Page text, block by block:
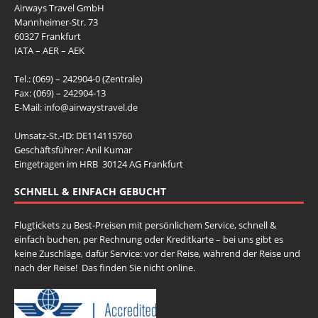
Airways Travel GmbH
Mannheimer-Str. 73
60327 Frankfurt
IATA – AER – AEK
Tel.: (069) – 242904-0 (Zentrale)
Fax: (069) – 242904-13
E-Mail: info@airwaystravel.de
Umsatz-St.-ID: DE114115760
Geschäftsführer: Anil Kumar
Eingetragen im HRB 30124 AG Frankfurt
SCHNELL & EINFACH GEBUCHT
Flugtickets zu Best-Preisen mit persönlichem Service, schnell &
einfach buchen, per Rechnung oder Kreditkarte – bei uns gibt es
keine Zuschläge, dafür Service: vor der Reise, während der Reise und
nach der Reise! Das finden Sie nicht online.